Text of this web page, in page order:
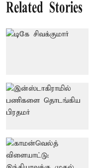
Related Stories